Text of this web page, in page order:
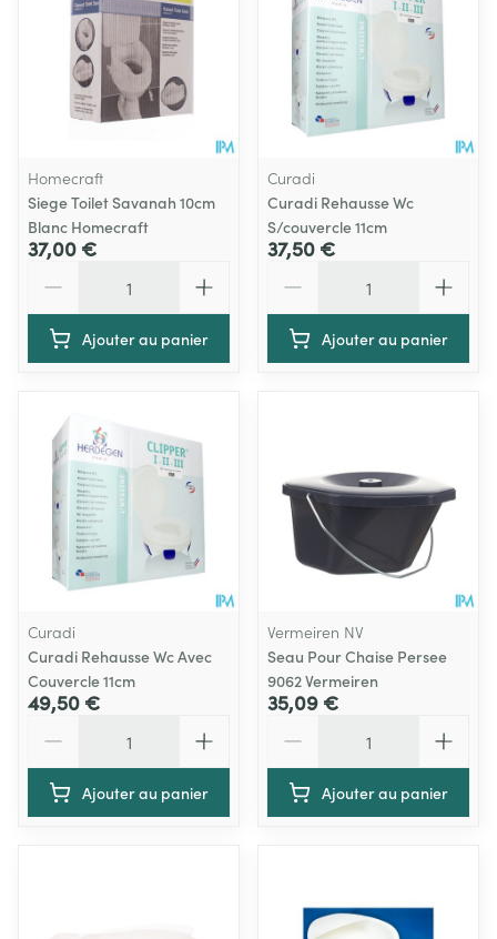
Homecraft
Siege Toilet Savanah 10cm
Blanc Homecraft
37,00 €
Ajouter au panier
Curadi
Curadi Rehausse Wc
S/couvercle 11cm
37,50 €
Ajouter au panier
Curadi
Curadi Rehausse Wc Avec
Couvercle 11cm
49,50 €
Ajouter au panier
Vermeiren NV
Seau Pour Chaise Persee
9062 Vermeiren
35,09 €
Ajouter au panier